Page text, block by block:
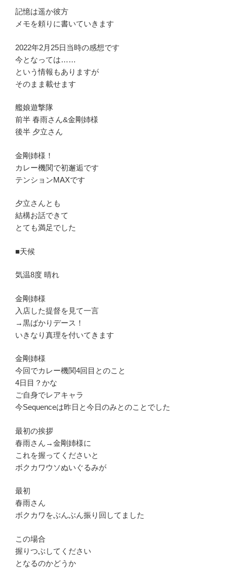
記憶は遥か彼方
メモを頼りに書いていきます
2022年2月25日当時の感想です
今となっては……
という情報もありますが
そのまま載せます
艦娘遊撃隊
前半 春雨さん&金剛姉様
後半 夕立さん
金剛姉様！
カレー機関で初邂逅です
テンションMAXです
夕立さんとも
結構お話できて
とても満足でした
■天候
気温8度 晴れ
金剛姉様
入店した提督を見て一言
→黒ばかりデース！
いきなり真理を付いてきます
金剛姉様
今回でカレー機関4回目とのこと
4日目？かな
ご自身でレアキャラ
今Sequenceは昨日と今日のみとのことでした
最初の挨拶
春雨さん→金剛姉様に
これを握ってくださいと
ボクカワウソぬいぐるみが
最初
春雨さん
ボクカワをぶんぶん振り回してました
この場合
握りつぶしてください
となるのかどうか